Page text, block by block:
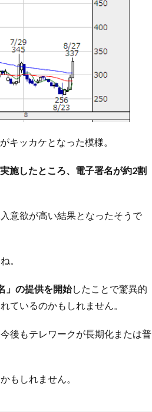
がキッカケとなった模様。
施したところ、電子署名が約2割
意欲が高い結果となったそうで
。
」の提供を開始したことで驚異的
ているのかもしれません。
後もテレワークが長期化または普
もしれません。